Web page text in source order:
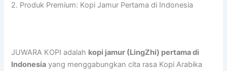
2. Produk Premium: Kopi Jamur Pertama di Indonesia
JUWARA KOPI adalah kopi jamur (LingZhi) pertama di
Indonesia yang menggabungkan cita rasa Kopi Arabika